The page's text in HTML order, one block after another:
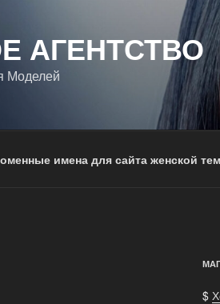
АГЕНТСТВО
Моделей
имена для сайта женской
$